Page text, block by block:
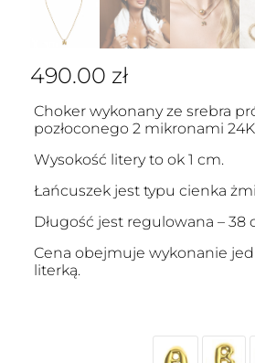
490.00 zł
Choker wykonany ze srebra
pozłoconego 2 mikronami 24K
Wysokość litery to ok 1 cm.
Łańcuszek jest typu cienka
Długość jest regulowana – 38
Cena obejmuje wykonanie
literką.